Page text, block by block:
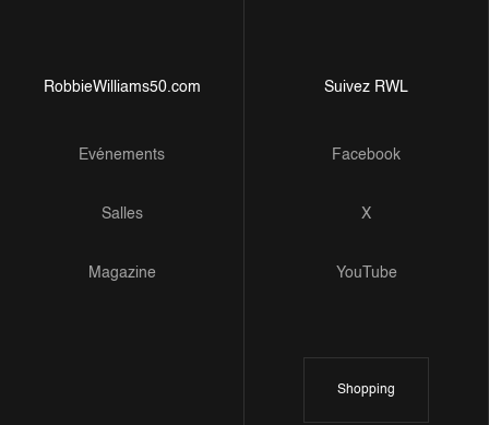
RobbieWilliams50.com
Evénements
Salles
Magazine
Suivez RWL
Facebook
X
YouTube
Shopping